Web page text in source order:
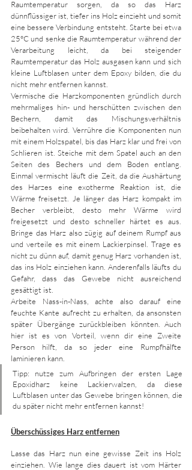
Raumtemperatur sorgen, da so das Harz
dünnflüssiger ist, tiefer ins Holz einzieht und somit
eine bessere Verbindung entsteht. Starte bei etwa
25°C und senke die Raumtemperatur während der
Verarbeitung leicht, da bei steigender
Raumtemperatur das Holz ausgasen kann und sich
kleine Luftblasen unter dem Epoxy bilden, die du
nicht mehr entfernen kannst.
Vermische die Harzkomponenten gründlich durch
mehrmaliges hin- und herschütten zwischen den
Bechern, damit das Mischungsverhältnis
beibehalten wird. Verrühre die Komponenten nun
mit einem Holzspatel, bis das Harz klar und frei von
Schlieren ist. Steiche mit dem Spatel auch an den
Seiten des Bechers und dem Boden entlang.
Einmal vermischt läuft die Zeit, da die Aushärtung
des Harzes eine exotherme Reaktion ist, die
Wärme freisetzt. Je länger das Harz kompakt im
Becher verbleibt, desto mehr Wärme wird
freigesetzt und desto schneller härtet es aus.
Bringe das Harz also zügig auf deinem Rumpf aus
und verteile es mit einem Lackierpinsel. Trage es
nicht zu dünn auf, damit genug Harz vorhanden ist,
das ins Holz einziehen kann. Anderenfalls läufts du
Gefahr, dass das Gewebe nicht ausreichend
gesättigt ist.
Arbeite Nass-in-Nass, achte also darauf eine
feuchte Kante aufrecht zu erhalten, da ansonsten
später Übergänge zurückbleiben könnten. Auch
hier ist es von Vorteil, wenn dir eine Zweite
Person hilft, da so jeder eine Rumpfhälfte
laminieren kann.
Tipp: nutze zum Aufbringen der ersten Lage
Epoxidharz keine Lackierwalzen, da diese
Luftblasen unter das Gewebe bringen können, die
du später nicht mehr entfernen kannst!
Überschüssiges Harz entfernen
Lasse das Harz nun eine gewisse Zeit ins Holz
einziehen. Wie lange dies dauert ist vom Härter